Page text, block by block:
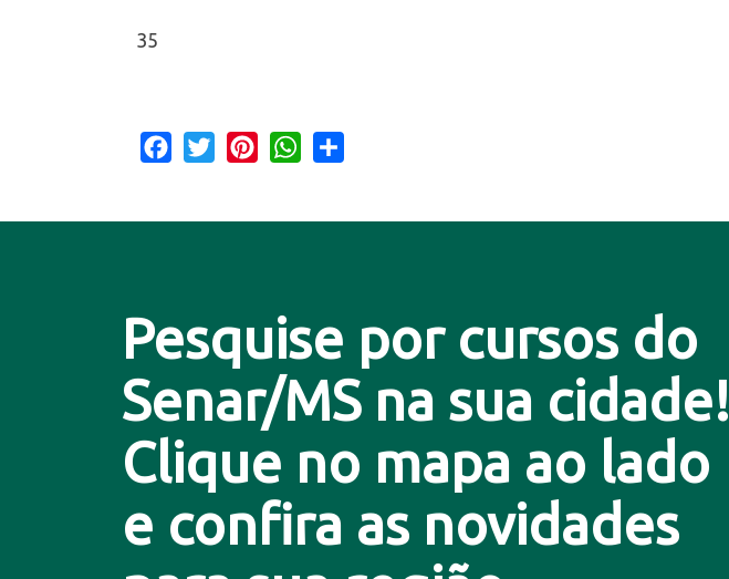
35
Facebook
Twitter PinterestWhatsApp
Pesquise por cursos do
Senar/MS na sua cidade!
Clique no mapa ao lado
e confira as novidades